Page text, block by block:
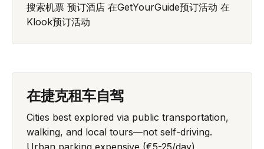
搜索机票 预订酒店 在GetYourGuide预订活动 在
Klook预订活动
在捷克租车自驾
Cities best explored via public transportation,
walking, and local tours—not self-driving.